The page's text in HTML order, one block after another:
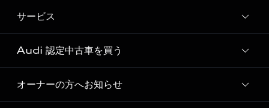
デジタルサービス
見積り依頼
試乗予約
特別仕様モデル / 限定モデル
e-tronラインアップ
価格シミュレーション
車両比較
純正アクセサリー
オンラインショップ
Audi collection
アウディナビアプリ
サービス
サービス入庫予約
サービスプログラム
メンテナンス
Audi 認定中古車を買う
Audi認定中古車
オーナーの方へお知らせ